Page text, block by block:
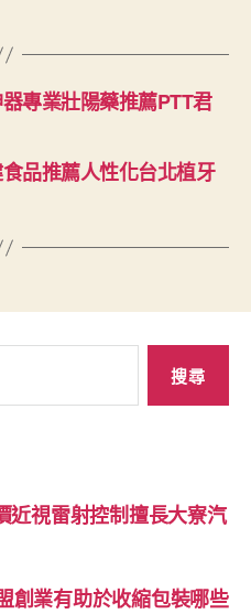
專業壯陽藥推薦PTT君
品推薦人性化台北植牙
近視雷射控制擅長大寮汽
創業有助於收縮包裝哪些